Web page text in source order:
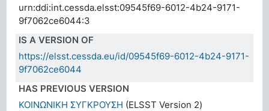
urn:ddi:int.cessda.elsst:09545f69-6012-4b24-9171-
9f7062ce6044:3
IS A VERSION OF
https://elsst.cessda.eu/id/09545f69-6012-4b24-9171-
9f7062ce6044
HAS PREVIOUS VERSION
ΚΟΙΝΩΝΙΚΗ ΣΥΓΚΡΟΥΣΗ (ELSST Version 2)